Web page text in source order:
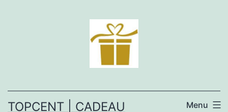
TOPCENT | CADEAU
Menu